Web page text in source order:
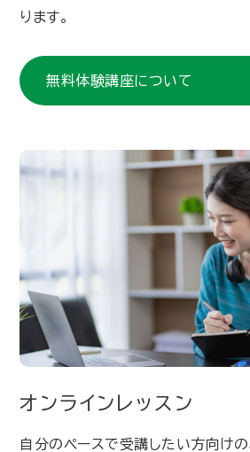
ります。
無料体験講座について
オンラインレッスン
自分のペースで受講したい方向け